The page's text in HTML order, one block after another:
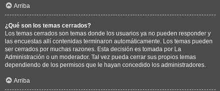
Arriba
¿Qué son los temas cerrados?
Los temas cerrados son temas donde los usuarios ya no pueden responder y
las encuestas allí contenidas terminaron automáticamente. Los temas pueden
ser cerrados por muchas razones. Esta decisión es tomada por La
Administración o un moderador. Tal vez pueda cerrar sus propios temas
dependiendo de los permisos que le hayan concedido los administradores.
Arriba